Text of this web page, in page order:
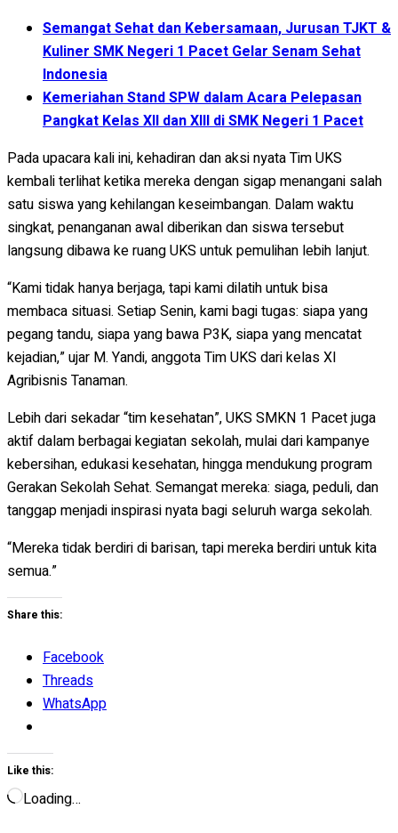
Semangat Sehat dan Kebersamaan, Jurusan TJKT &
Kuliner SMK Negeri 1 Pacet Gelar Senam Sehat
Indonesia
Kemeriahan Stand SPW dalam Acara Pelepasan
Pangkat Kelas XII dan XIII di SMK Negeri 1 Pacet
Pada upacara kali ini, kehadiran dan aksi nyata Tim UKS
kembali terlihat ketika mereka dengan sigap menangani salah
satu siswa yang kehilangan keseimbangan. Dalam waktu
singkat, penanganan awal diberikan dan siswa tersebut
langsung dibawa ke ruang UKS untuk pemulihan lebih lanjut.
“Kami tidak hanya berjaga, tapi kami dilatih untuk bisa
membaca situasi. Setiap Senin, kami bagi tugas: siapa yang
pegang tandu, siapa yang bawa P3K, siapa yang mencatat
kejadian,” ujar M. Yandi, anggota Tim UKS dari kelas XI
Agribisnis Tanaman.
Lebih dari sekadar “tim kesehatan”, UKS SMKN 1 Pacet juga
aktif dalam berbagai kegiatan sekolah, mulai dari kampanye
kebersihan, edukasi kesehatan, hingga mendukung program
Gerakan Sekolah Sehat. Semangat mereka: siaga, peduli, dan
tanggap menjadi inspirasi nyata bagi seluruh warga sekolah.
“Mereka tidak berdiri di barisan, tapi mereka berdiri untuk kita
semua.”
Share this:
Facebook
Threads
WhatsApp
Like this:
Loading…